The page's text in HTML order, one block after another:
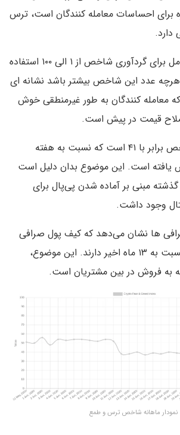
برای احساسات معامله کنندگان است، ترس
دارد.
این ابزار از چندین عامل برای گردآوری شاخص از ۱ الی ۱۰۰ استفاده
عدد این شاخص بیشتر باشد نشانه ای
معامله کنندگان به طور غیرمنطقی خوش
قیمت در پیش است.
مقدار کنونی این شاخص برابر با ۴۱ است که نسبت به هفته
کاهش یافته است. این موضوع بدان دلیل است
مبنی بر آماده شدن پی‌پال برای
وجود داشت.
ها نشان می‌دهد که کیف پول صرافی
ها موجودی کمتری نسبت به ۱۳ ماه اخیر دارند. این موضوع،
به فروش در بین مشتریان است.
نمودار ماهانه شاخص ترس و طمع